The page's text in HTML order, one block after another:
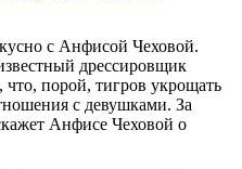
с Анфисой Чеховой.
дрессировщик
порой, тигров укрощать
с девушками. За
Анфисе Чеховой о